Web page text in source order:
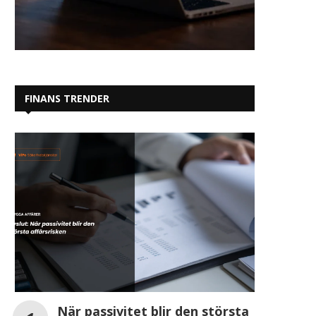
FINANS TRENDER
När passivitet blir den största